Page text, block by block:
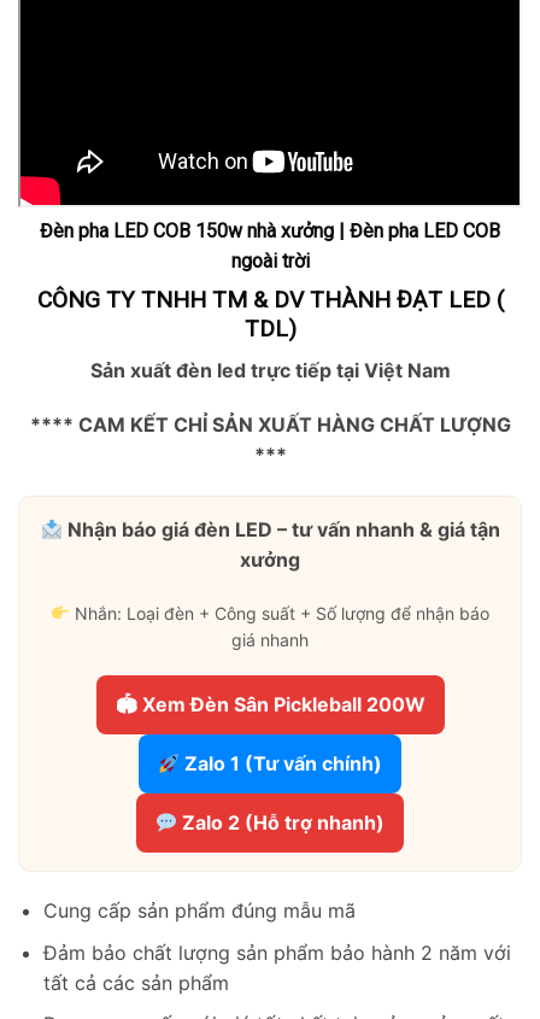
Đèn pha LED COB 150w nhà xưởng | Đèn pha LED COB
ngoài trời
CÔNG TY TNHH TM & DV THÀNH ĐẠT LED (
TDL)
Sản xuất đèn led trực tiếp tại Việt Nam
**** CAM KẾT CHỈ SẢN XUẤT HÀNG CHẤT LƯỢNG
***
Nhận báo giá đèn LED – tư vấn nhanh & giá tận
xưởng
Nhắn: Loại đèn + Công suất + Số lượng để nhận báo
giá nhanh
🏟 Xem Đèn Sân Pickleball 200W
Zalo 1 (Tư vấn chính)
Zalo 2 (Hỗ trợ nhanh)
Cung cấp sản phẩm đúng mẫu mã
Đảm bảo chất lượng sản phẩm bảo hành 2 năm với
tất cả các sản phẩm